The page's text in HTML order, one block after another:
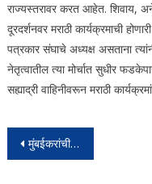
राज्यस्तरावर करत आहेत. शिवाय,
दूरदर्शनवर मराठी कार्यक्रमाची
पत्रकार संघाचे अध्यक्ष असताना
नेतृत्वातील त्या मोर्चात सुधीर
सह्याद्री वाहिनीवरून मराठी
Post
मुंबईकरांची प्राणवायू असलेली बेस्ट सेवा पूर्ववत करा,धारावी नागरिक समितीची बेस्ट महाव्यवस्थापकाकडे मागणी!